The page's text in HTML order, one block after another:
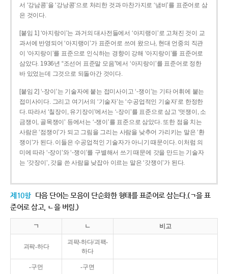
서 ‘강남콩’을 ‘강낭콩’으로 처리한 것과 마찬가지로 ‘냄비’를 표준어로 삼
은 것이다.
[붙임 1] ‘아지랑이’는 과거의 대사전들에서 ‘아지랭이’로 고쳐진 것이 교
과서에 반영되어 ‘아지랭이’가 표준어로 쓰여 왔으나, 현대 언중의 직관
이 ‘아지랑이’를 표준으로 인식하는 경향이 강해 ‘아지랑이’를 표준어로
삼았다. 1936년 “조선어 표준말 모음”에서 ‘아지랑이’를 표준어로 정한
바 있었는데 그것으로 되돌아간 것이다.
[붙임 2] ‘-장이’는 기술자에 붙는 접미사이고 ‘-쟁이’는 기타 어휘에 붙는
접미사이다. 그리고 여기서의 ‘기술자’는 ‘수공업적인 기술자’로 한정한
다. 따라서 ‘칠장이, 유기장이’에서는 ‘-장이’를 표준으로 삼고 ‘멋쟁이, 소
금쟁이, 골목쟁이’ 등에서는 ‘-쟁이’를 표준으로 삼았다. 또한 점을 치는
사람은 ‘점쟁이’가 되고 그림을 그리는 사람을 낮추어 가리키는 말은 ‘환
쟁이’가 된다. 이들은 수공업적인 기술자가 아니기 때문이다. 이처럼 의
미에 따라 ‘-장이’와 ‘-쟁이’를 구별해서 쓰기 때문에 갓을 만드는 기술자
는 ‘갓장이’, 갓을 쓴 사람을 낮잡아 이르는 말은 ‘갓쟁이’가 된다.
제10항 다음 단어는 모음이 단순화한 형태를 표준어로 삼는다.(ㄱ을 표
준어로 삼고, ㄴ을 버림.)
ㄱ ㄴ 비고
괴팍-하다
괴퍅-하다/괴팩-
하다
-구먼 -구면